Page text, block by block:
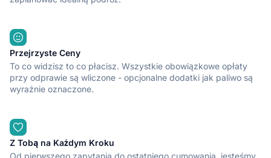
Przejrzyste Ceny
To co widzisz to co płacisz. Wszystkie obowiązkowe opłaty
przy odprawie są wliczone - opcjonalne dodatki jak paliwo są
wyraźnie oznaczone.
Z Tobą na Każdym Kroku
Od pierwszego zapytania do ostatniego cumowania, jesteśmy